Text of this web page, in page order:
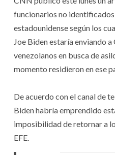
funcionarios no
estadounidense según los
Joe Biden estaría enviando
venezolanos en busca de
momento residieron en ese
De acuerdo con el canal de
Biden habría emprendido
imposibilidad de retornar a
EFE.